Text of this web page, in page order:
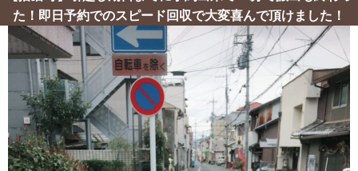
た！即日予約でのスピード回収で大変喜んで頂けました！